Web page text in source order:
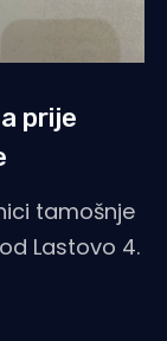
prije
tamošnje
Lastovo 4.